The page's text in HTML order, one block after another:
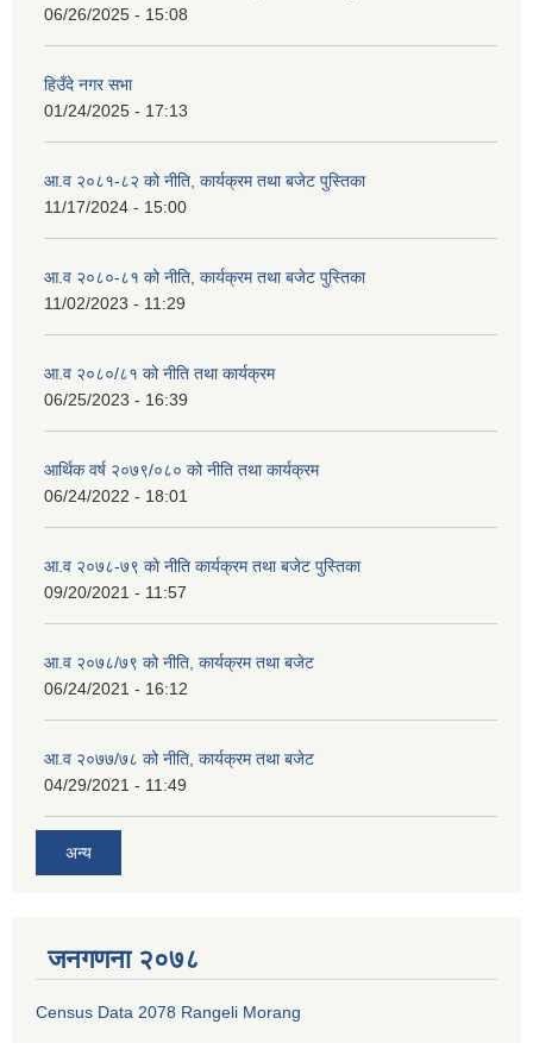
06/26/2025 - 15:08
हिउँदे नगर सभा
01/24/2025 - 17:13
आ.व २०८१-८२ को नीति, कार्यक्रम तथा बजेट पुस्तिका
11/17/2024 - 15:00
आ.व २०८०-८१ को नीति, कार्यक्रम तथा बजेट पुस्तिका
11/02/2023 - 11:29
आ.व २०८०/८१ को नीति तथा कार्यक्रम
06/25/2023 - 16:39
आर्थिक वर्ष २०७९/०८० को नीति तथा कार्यक्रम
06/24/2022 - 18:01
आ.व २०७८-७९ को नीति कार्यक्रम तथा बजेट पुस्तिका
09/20/2021 - 11:57
आ.व २०७८/७९ को नीति, कार्यक्रम तथा बजेट
06/24/2021 - 16:12
आ.व २०७७/७८ को नीति, कार्यक्रम तथा बजेट
04/29/2021 - 11:49
अन्य
जनगणना २०७८
Census Data 2078 Rangeli Morang